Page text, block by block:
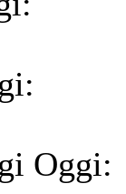
Oggi: